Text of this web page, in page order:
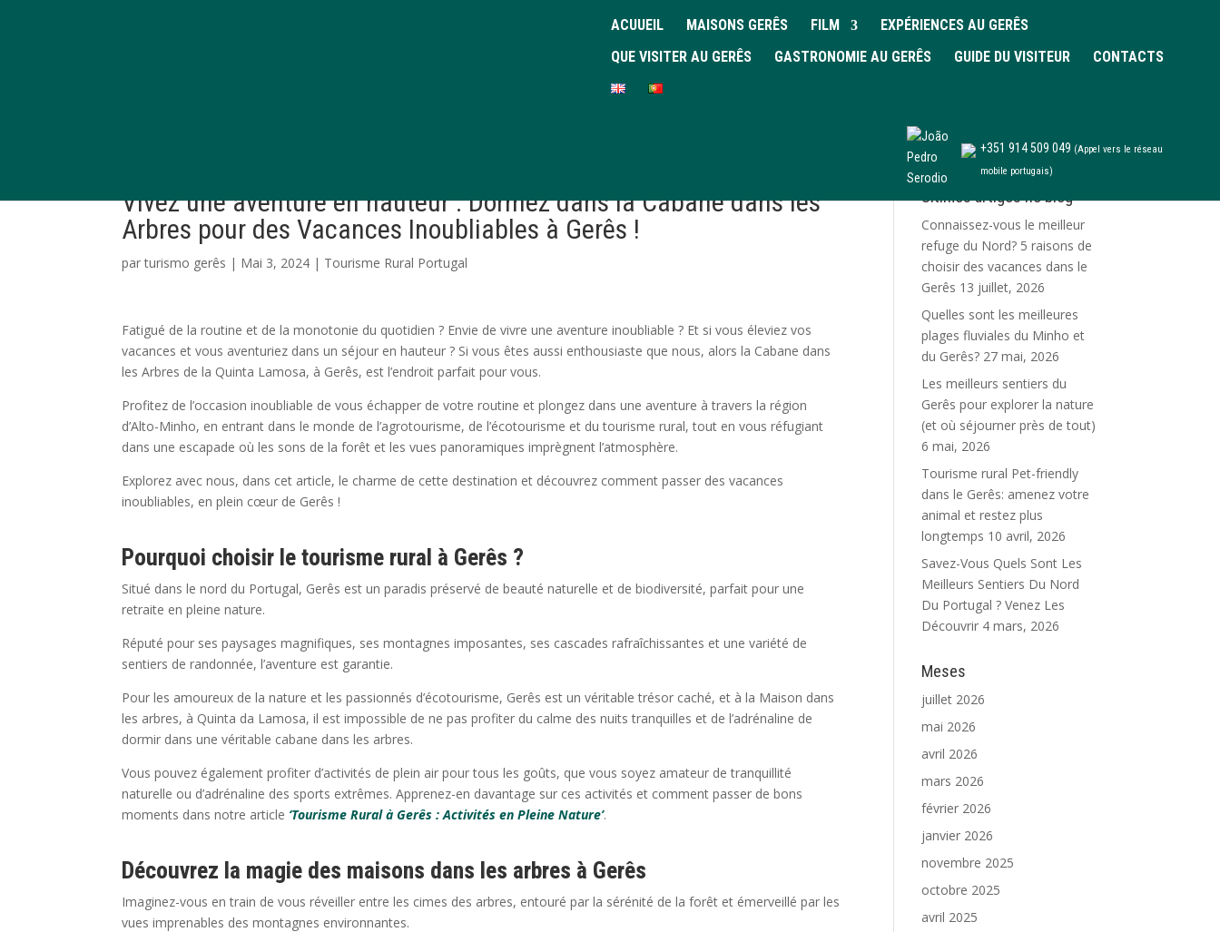
ACUUEIL MAISONS GERÊS FILM
EXPÉRIENCES AU GERÊS
QUE VISITER AU GERÊS
GASTRONOMIE AU GERÊS GUIDE DU VISITEUR CONTACTS
+351 914 509 049 (Appel vers le réseau
mobile portugais)
Vivez une aventure en hauteur : Dormez dans la Cabane dans les
Arbres pour des Vacances Inoubliables à Gerês !
parturismo gerês | Mai 3, 2024 | Tourisme Rural Portugal
Fatigué de la routine et de la monotonie du quotidien ? Envie de vivre une aventure inoubliable ? Et si vous éleviez vos
vacances et vous aventuriez dans un séjour en hauteur ? Si vous êtes aussi enthousiaste que nous, alors la Cabane dans
les Arbres de la Quinta Lamosa, à Gerês, est l’endroit parfait pour vous.
Profitez de l’occasion inoubliable de vous échapper de votre routine et plongez dans une aventure à travers la région
d’Alto-Minho, en entrant dans le monde de l’agrotourisme, de l’écotourisme et du tourisme rural, tout en vous réfugiant
dans une escapade où les sons de la forêt et les vues panoramiques imprègnent l’atmosphère.
Explorez avec nous, dans cet article, le charme de cette destination et découvrez comment passer des vacances
inoubliables, en plein cœur de Gerês !
Pourquoi choisir le tourisme rural à Gerês ?
Situé dans le nord du Portugal, Gerês est un paradis préservé de beauté naturelle et de biodiversité, parfait pour une
retraite en pleine nature.
Réputé pour ses paysages magnifiques, ses montagnes imposantes, ses cascades rafraîchissantes et une variété de
sentiers de randonnée, l’aventure est garantie.
Pour les amoureux de la nature et les passionnés d’écotourisme, Gerês est un véritable trésor caché, et à la Maison dans
les arbres, à Quinta da Lamosa, il est impossible de ne pas profiter du calme des nuits tranquilles et de l’adrénaline de
dormir dans une véritable cabane dans les arbres.
Vous pouvez également profiter d’activités de plein air pour tous les goûts, que vous soyez amateur de tranquillité
naturelle ou d’adrénaline des sports extrêmes. Apprenez-en davantage sur ces activités et comment passer de bons
moments dans notre article ‘Tourisme Rural à Gerês : Activités en Pleine Nature’.
Découvrez la magie des maisons dans les arbres à Gerês
Imaginez-vous en train de vous réveiller entre les cimes des arbres, entouré par la sérénité de la forêt et émerveillé par les
vues imprenables des montagnes environnantes.
Últimos artigos no blog
Connaissez-vous le meilleur
refuge du Nord? 5 raisons de
choisir des vacances dans le
Gerês 13 juillet, 2026
Quelles sont les meilleures
plages fluviales du Minho et
du Gerês? 27 mai, 2026
Les meilleurs sentiers du
Gerês pour explorer la nature
(et où séjourner près de tout)
6 mai, 2026
Tourisme rural Pet-friendly
dans le Gerês: amenez votre
animal et restez plus
longtemps 10 avril, 2026
Savez-Vous Quels Sont Les
Meilleurs Sentiers Du Nord
Du Portugal ? Venez Les
Découvrir 4 mars, 2026
Meses
juillet 2026
mai 2026
avril 2026
mars 2026
février 2026
janvier 2026
novembre 2025
octobre 2025
avril 2025